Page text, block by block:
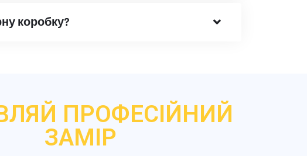
коробку?
ПРОФЕСІЙНИЙ
ЗАМІР